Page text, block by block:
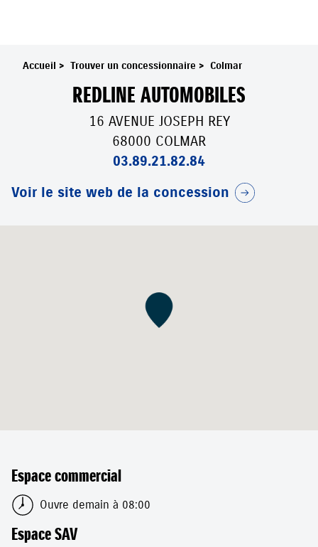
Accueil > Trouver un concessionnaire > Colmar
REDLINE AUTOMOBILES
16 AVENUE JOSEPH REY
68000 COLMAR
03.89.21.82.84
Voir le site web de la concession
Espace commercial
Ouvre demain à 08:00
Espace SAV